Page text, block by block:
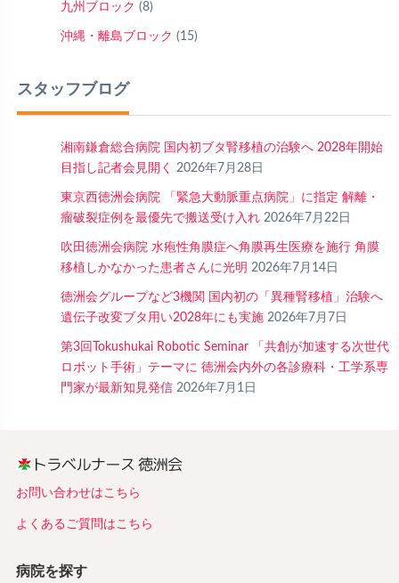
九州ブロック (8)
沖縄・離島ブロック (15)
スタッフブログ
湘南鎌倉総合病院 国内初ブタ腎移植の治験へ 2028年開始
目指し記者会見開く
2026年7月28日
東京西徳洲会病院 「緊急大動脈重点病院」に指定 解離・
瘤破裂症例を最優先で搬送受け入れ 2026年7月22日
吹田徳洲会病院 水疱性角膜症へ角膜再生医療を施行 角膜
移植しかなかった患者さんに光明 2026年7月14日
徳洲会グループなど3機関 国内初の「異種腎移植」治験へ
遺伝子改変ブタ用い2028年にも実施 2026年7月7日
第3回Tokushukai Robotic Seminar 「共創が加速する次世代
ロボット手術」テーマに 徳洲会内外の各診療科・工学系専
門家が最新知見発信 2026年7月1日
お問い合わせはこちら
よくあるご質問はこちら
病院を探す